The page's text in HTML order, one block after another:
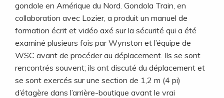
gondole en Amérique du Nord. Gondola Train, en
collaboration avec Lozier, a produit un manuel de
formation écrit et vidéo axé sur la sécurité qui a été
examiné plusieurs fois par Wynston et l’équipe de
WSC avant de procéder au déplacement. Ils se sont
rencontrés souvent; ils ont discuté du déplacement et
se sont exercés sur une section de 1,2 m (4 pi)
d’étagère dans l’arrière-boutique avant le vrai